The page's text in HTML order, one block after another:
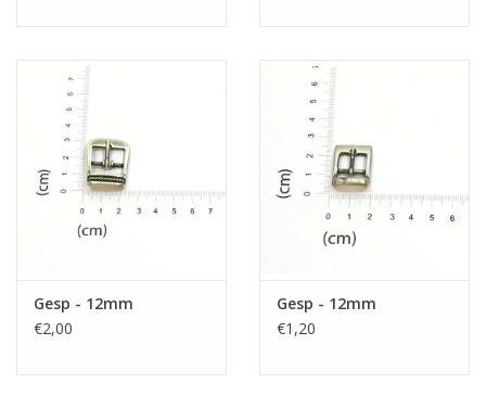
Gesp - 12mm
€2,00
Gesp - 12mm
€1,20